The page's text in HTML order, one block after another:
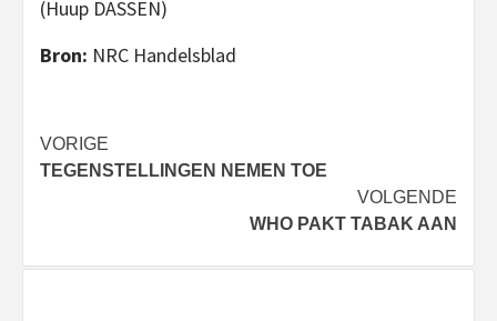
(Huup DASSEN)
Bron: NRC Handelsblad
Bericht
navigatie
VORIGE
TEGENSTELLINGEN NEMEN TOE
VOLGENDE
WHO PAKT TABAK AAN